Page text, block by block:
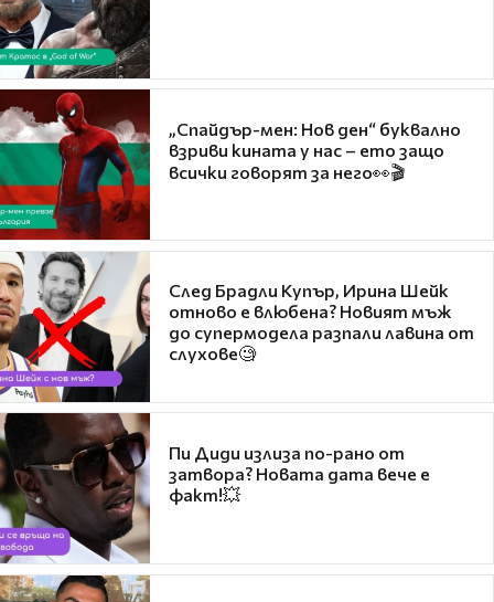
„Спайдър-мен: Нов ден“ буквално
взриви кината у нас – ето защо
всички говорят за него👀🎬
След Брадли Купър, Ирина Шейк
отново е влюбена? Новият мъж
до супермодела разпали лавина от
слухове🧐
Пи Диди излиза по-рано от
затвора? Новата дата вече е
факт!💥